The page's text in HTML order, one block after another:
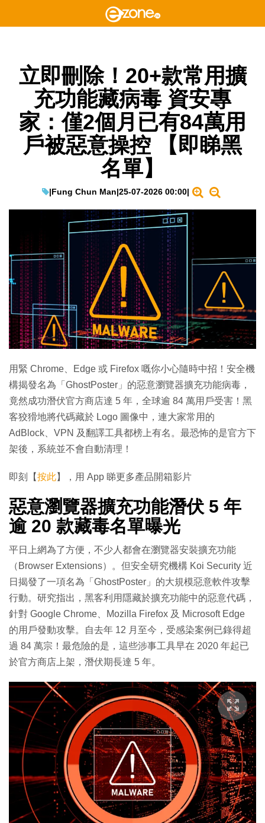
立即刪除！20+款常用擴
充功能藏病毒 資安專
家：僅2個月已有84萬用
戶被惡意操控 【即睇黑
名單】
|Fung Chun Man|25-07-2026 00:00|
用緊 Chrome、Edge 或 Firefox 嘅你小心隨時中招！安全機
構揭發名為「GhostPoster」的惡意瀏覽器擴充功能病毒，
竟然成功潛伏官方商店達 5 年，全球逾 84 萬用戶受害！黑
客狡猾地將代碼藏於 Logo 圖像中，連大家常用的
AdBlock、VPN 及翻譯工具都榜上有名。最恐怖的是官方下
架後，系統並不會自動清理！
即刻【按此】，用 App 睇更多產品開箱影片
惡意瀏覽器擴充功能潛伏 5 年
逾 20 款藏毒名單曝光
平日上網為了方便，不少人都會在瀏覽器安裝擴充功能
（Browser Extensions）。但安全研究機構 Koi Security 近
日揭發了一項名為「GhostPoster」的大規模惡意軟件攻擊
行動。研究指出，黑客利用隱藏於擴充功能中的惡意代碼，
針對 Google Chrome、Mozilla Firefox 及 Microsoft Edge
的用戶發動攻擊。自去年 12 月至今，受感染案例已錄得超
過 84 萬宗！最危險的是，這些涉事工具早在 2020 年起已
於官方商店上架，潛伏期長達 5 年。